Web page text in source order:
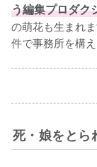
う編集プロダク
の萌花も生まれ
件で事務所を構え
死・娘をとら